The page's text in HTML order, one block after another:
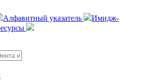
Алфавитный указатель
Имидж-